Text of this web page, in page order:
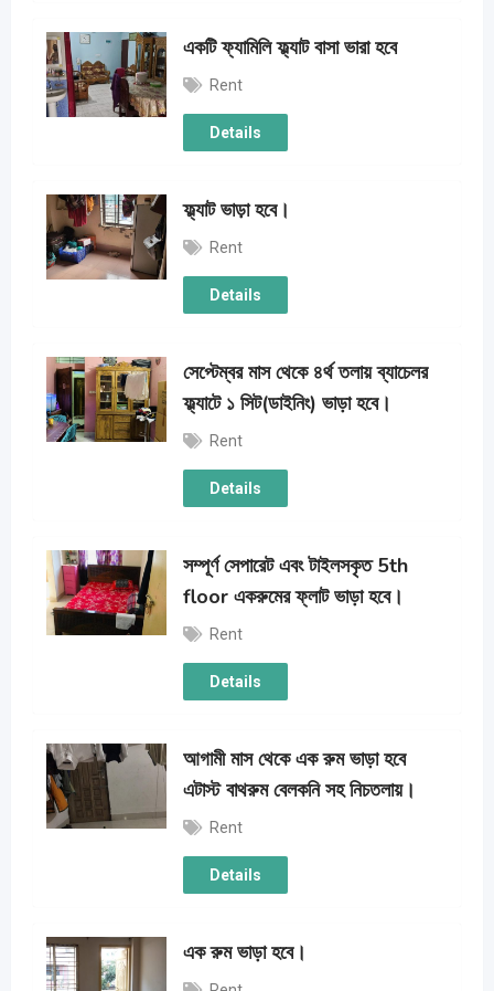
একটি ফ্যামিলি ফ্ল্যাট বাসা ভারা হবে
Rent
Details
ফ্ল্যাট ভাড়া হবে।
Rent
Details
সেপ্টেম্বর মাস থেকে ৪র্থ তলায় ব্যাচেলর
ফ্ল্যাটে ১ সিট(ডাইনিং) ভাড়া হবে।
Rent
Details
সম্পূর্ণ সেপারেট এবং টাইলসকৃত 5th
floor একরুমের ফ্লাট ভাড়া হবে।
Rent
Details
আগামী মাস থেকে এক রুম ভাড়া হবে
এটাস্ট বাথরুম বেলকনি সহ নিচতলায়।
Rent
Details
এক রুম ভাড়া হবে।